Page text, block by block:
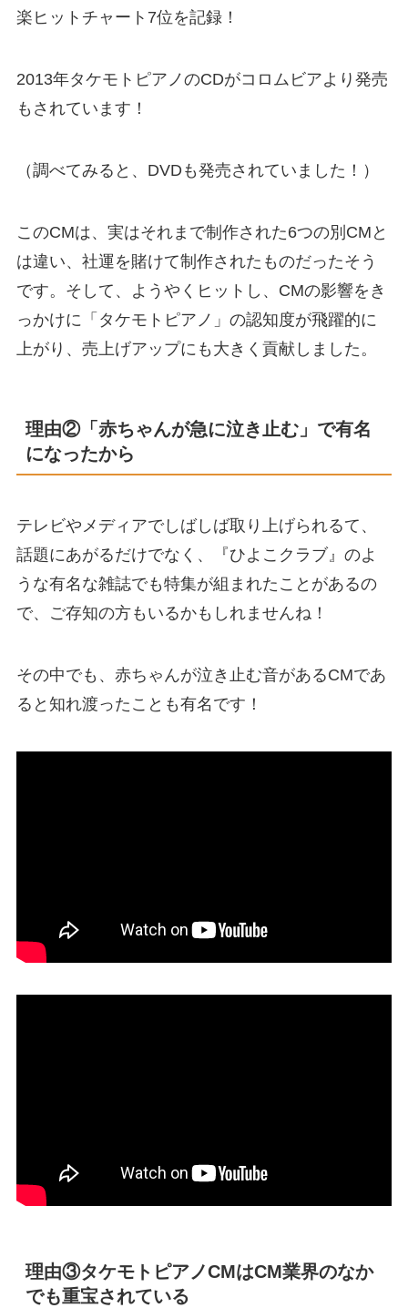
楽ヒットチャート7位を記録！
2013年タケモトピアノのCDがコロムビアより発売
もされています！
（調べてみると、DVDも発売されていました！）
このCMは、実はそれまで制作された6つの別CMと
は違い、社運を賭けて制作されたものだったそう
です。そして、ようやくヒットし、CMの影響をき
っかけに「タケモトピアノ」の認知度が飛躍的に
上がり、売上げアップにも大きく貢献しました。
理由②「赤ちゃんが急に泣き止む」で有名
になったから
テレビやメディアでしばしば取り上げられるて、
話題にあがるだけでなく、『ひよこクラブ』のよ
うな有名な雑誌でも特集が組まれたことがあるの
で、ご存知の方もいるかもしれませんね！
その中でも、赤ちゃんが泣き止む音があるCMであ
ると知れ渡ったことも有名です！
理由③タケモトピアノCMはCM業界のなか
でも重宝されている